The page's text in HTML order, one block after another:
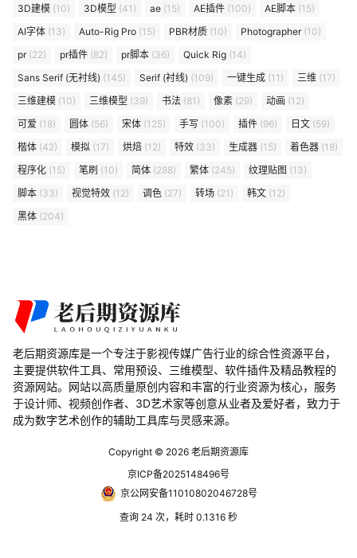
3D建模 (10) 3D模型 (41) ae (15) AE插件 (100) AE脚本 (15)
AI字体 (13) Auto-Rig Pro (15) PBR材质 (10) Photographer(10)
pr(22) pr插件 (82) pr脚本 (36) Quick Rig (14)
Sans Serif (无衬线) (145) Serif (衬线) (109) 一键生成 (11) 三维 (17)
三维建模 (10) 三维模型 (39) 书法 (81) 像素 (29) 动画 (12)
可爱 (18) 圆体 (56) 宋体 (125) 手写 (100) 插件 (96) 日文 (59)
楷体 (42) 模拟 (17) 烘焙 (12) 特效 (33) 生成器 (15) 着色器 (18)
程序化 (15) 笔刷 (10) 简体 (288) 繁体 (245) 纹理贴图 (13)
脚本 (33) 视觉特效 (12) 调色 (27) 转场 (21) 韩文 (12)
黑体 (204)
老后期资源库是一个专注于影视传媒广告行业的综合性资源平台，
主要提供软件工具、常用预设、三维模型、软件插件及精品教程的
资源网站。网站以高质量原创内容和丰富的行业资源为核心，服务
于设计师、视频创作者、3D艺术家等创意从业者及爱好者，致力于
成为数字艺术创作的辅助工具库与灵感来源。
Copyright © 2026 老后期资源库
京ICP备2025148496号
京公网安备11010802046728号
查询 24 次，耗时 0.1316 秒